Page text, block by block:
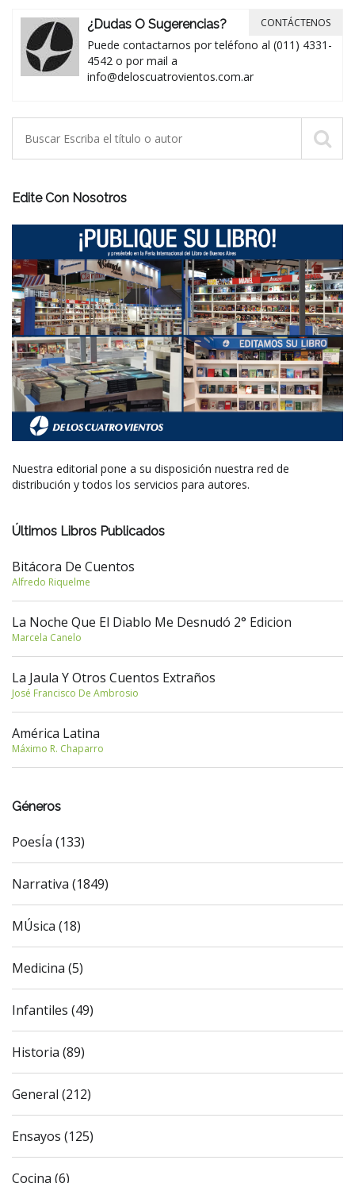
¿Dudas O Sugerencias?
Puede contactarnos por teléfono al (011) 4331-
4542 o por mail a
info@deloscuatrovientos.com.ar
CONTÁCTENOS
Edite Con Nosotros
Nuestra editorial pone a su disposición nuestra red de
distribución y todos los servicios para autores.
Últimos Libros Publicados
Bitácora De Cuentos
Alfredo Riquelme
La Noche Que El Diablo Me Desnudó 2° Edicion
Marcela Canelo
La Jaula Y Otros Cuentos Extraños
José Francisco De Ambrosio
América Latina
Máximo R. Chaparro
Géneros
PoesÍa (133)
Narrativa (1849)
MÚsica (18)
Medicina (5)
Infantiles (49)
Historia (89)
General (212)
Ensayos (125)
Cocina (6)